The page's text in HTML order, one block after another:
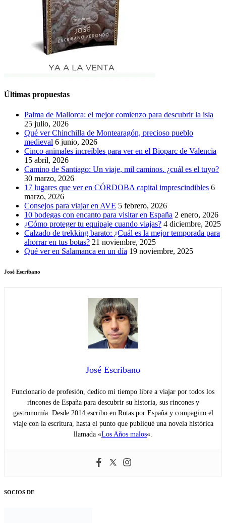
Últimas propuestas
Palma de Mallorca: el mejor comienzo para descubrir la isla
25 julio, 2026
Qué ver Chinchilla de Montearagón, precioso pueblo
medieval 6 junio, 2026
Cinco animales increíbles para ver en el Bioparc de Valencia
15 abril, 2026
Camino de Santiago: Un viaje, mil caminos. ¿cuál es el tuyo?
30 marzo, 2026
17 lugares que ver en CÓRDOBA capital imprescindibles 6
marzo, 2026
Consejos para viajar en AVE 5 febrero, 2026
10 bodegas con encanto para visitar en España 2 enero, 2026
¿Cómo proteger tu equipaje cuando viajas? 4 diciembre, 2025
Calzado de trekking barato: ¿Cuál es la mejor temporada para
ahorrar en tus botas? 21 noviembre, 2025
Qué ver en Salamanca en un día 19 noviembre, 2025
José Escribano
José Escribano
Funcionario de profesión, dedico mi tiempo libre a viajar por todos los
rincones de España para descubrir su historia, sus rincones y
gastronomía. Desde 2014 escribo en Rutas por España y compagino el
viaje con la escritura, hasta el punto que publiqué una novela histórica
llamada «Los Años malos«.
SOCIOS DE